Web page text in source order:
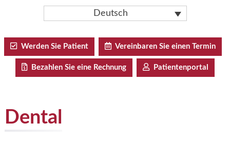
Deutsch
Werden Sie Patient Vereinbaren Sie einen Termin
Bezahlen Sie eine Rechnung Patientenportal
Dental